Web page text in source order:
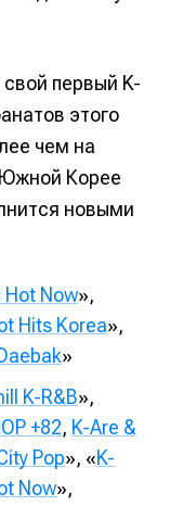
первый K-
этого
чем на
Южной Корее
новыми
Hot Now»,
Hits Korea»,
»
K-R&B»,
+82, K-Are &
Pop», «K-
Now»,